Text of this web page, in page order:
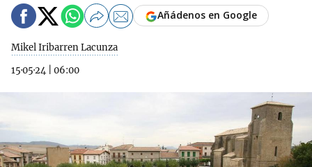
Mikel Iribarren Lacunza
15·05·24
06:00
Añádenos en Google